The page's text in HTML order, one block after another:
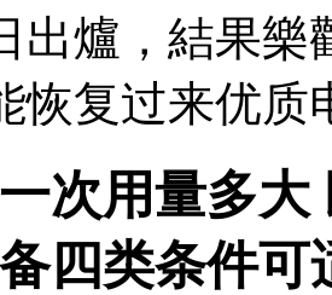
出爐，結果
恢复过来优质
次用量多
四类条件可